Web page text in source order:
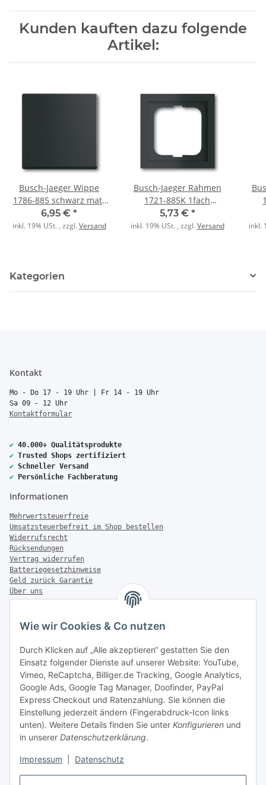
Wie wir Cookies & Co nutzen
Durch Klicken auf „Alle akzeptieren“ gestatten Sie den
Einsatz folgender Dienste auf unserer Website: YouTube,
Vimeo, ReCaptcha, Billiger.de Tracking, Google Analytics,
Google Ads, Google Tag Manager, Doofinder, PayPal
Express Checkout und Ratenzahlung. Sie können die
Einstellung jederzeit ändern (Fingerabdruck-Icon links
unten). Weitere Details finden Sie unter Konfigurieren und
in unserer Datenschutzerklärung.
Impressum Datenschutz
Kunden kauften dazu folgende
Artikel:
Busch-Jaeger Wippe
1786-885 schwarz matt
schwarz matt
6,95 € *
inkl. 19% USt. , zzgl.Versand
Busch-Jaeger Rahmen
1721-885K 1fach
schwarz matt
5,73 € *
inkl. 19% USt. , zzgl.Versand inkl.
Kategorien
Kontakt
Mo - Do 17 - 19 Uhr | Fr 14 - 19 Uhr
Sa 09 - 12 Uhr
Kontaktformular
✔ 40.000+ Qualitätsprodukte
✔ Trusted Shops zertifiziert
✔ Schneller Versand
✔ Persönliche Fachberatung
Informationen
Mehrwertsteuerfreie
Umsatzsteuerbefreit im Shop bestellen
Widerrufsrecht
Rücksendungen
Vertrag widerrufen
Batteriegesetzhinweise
Geld zurück Garantie
Über uns
FAQ
Zahlung & Versand
Versandinformationen
Sonstiges